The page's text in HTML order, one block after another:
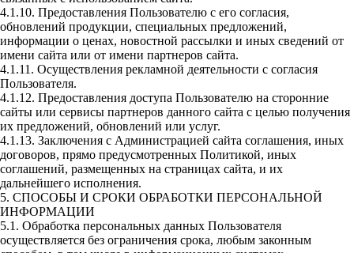
4.1.10. Предоставления Пользователю с его согласия,
обновлений продукции, специальных предложений,
информации о ценах, новостной рассылки и иных сведений от
имени сайта или от имени партнеров сайта.
4.1.11. Осуществления рекламной деятельности с согласия
Пользователя.
4.1.12. Предоставления доступа Пользователю на сторонние
сайты или сервисы партнеров данного сайта с целью получения
их предложений, обновлений или услуг.
4.1.13. Заключения с Администрацией сайта соглашения, иных
договоров, прямо предусмотренных Политикой, иных
соглашений, размещенных на страницах сайта, и их
дальнейшего исполнения.
5. СПОСОБЫ И СРОКИ ОБРАБОТКИ ПЕРСОНАЛЬНОЙ
ИНФОРМАЦИИ
5.1. Обработка персональных данных Пользователя
осуществляется без ограничения срока, любым законным